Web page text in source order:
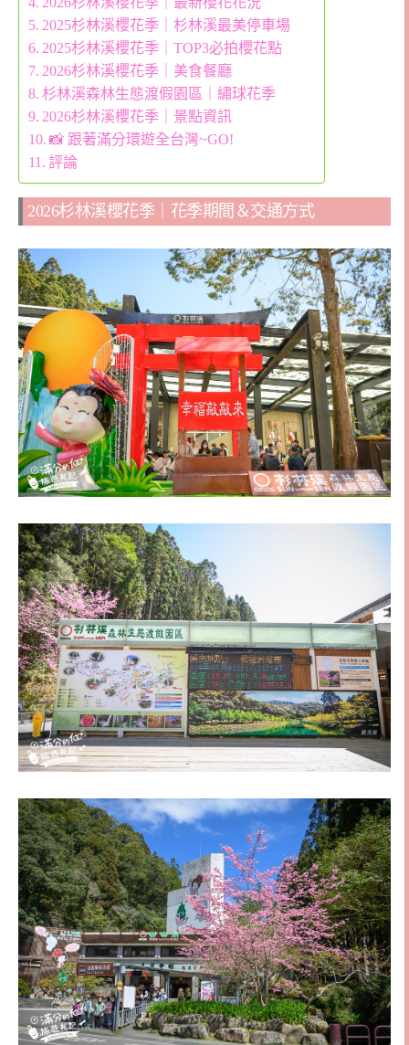
2025杉林溪櫻花季｜杉林溪最美停車場
2025杉林溪櫻花季｜TOP3必拍櫻花點
2026杉林溪櫻花季｜美食餐廳
杉林溪森林生態渡假園區｜繡球花季
2026杉林溪櫻花季｜景點資訊
📸 跟著滿分環遊全台灣~GO!
評論
2026杉林溪櫻花季｜花季期間＆交通方式